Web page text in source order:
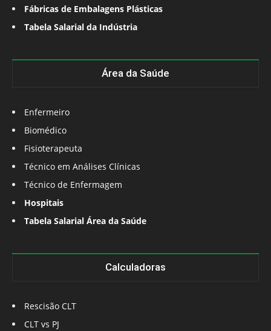
Fábricas de Embalagens Plásticas
Tabela Salarial da Indústria
Área da Saúde
Enfermeiro
Biomédico
Fisioterapeuta
Técnico em Análises Clínicas
Técnico de Enfermagem
Hospitais
Tabela Salarial Área da Saúde
Calculadoras
Rescisão CLT
CLT vs PJ